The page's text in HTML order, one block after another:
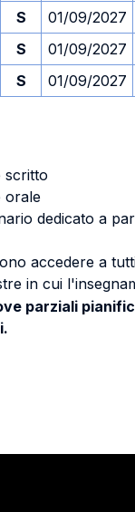
S 01/09/2027
S 01/09/2027
S 01/09/2027
scritto
orale
dedicato a
accedere a
in cui
parziali